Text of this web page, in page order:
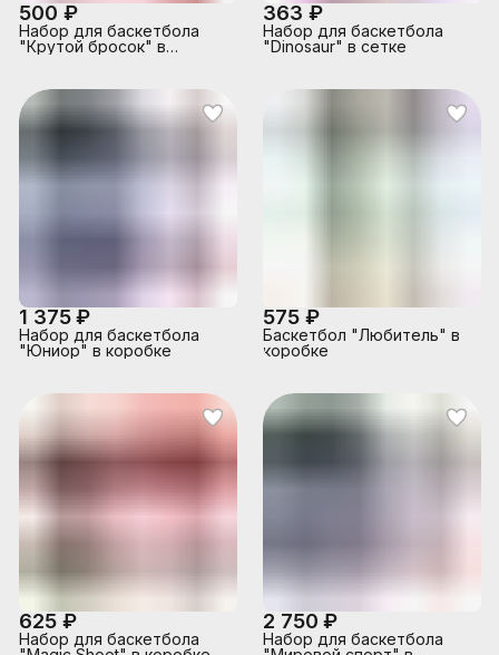
500 ₽
Набор для баскетбола
"Крутой бросок" в
363 ₽
Набор для баскетбола
"Dinosaur" в сетке
1 375 ₽
Набор для баскетбола
"Юниор" в коробке
575 ₽
Баскетбол "Любитель" в
коробке
625 ₽
Набор для баскетбола
2 750 ₽
Набор для баскетбола